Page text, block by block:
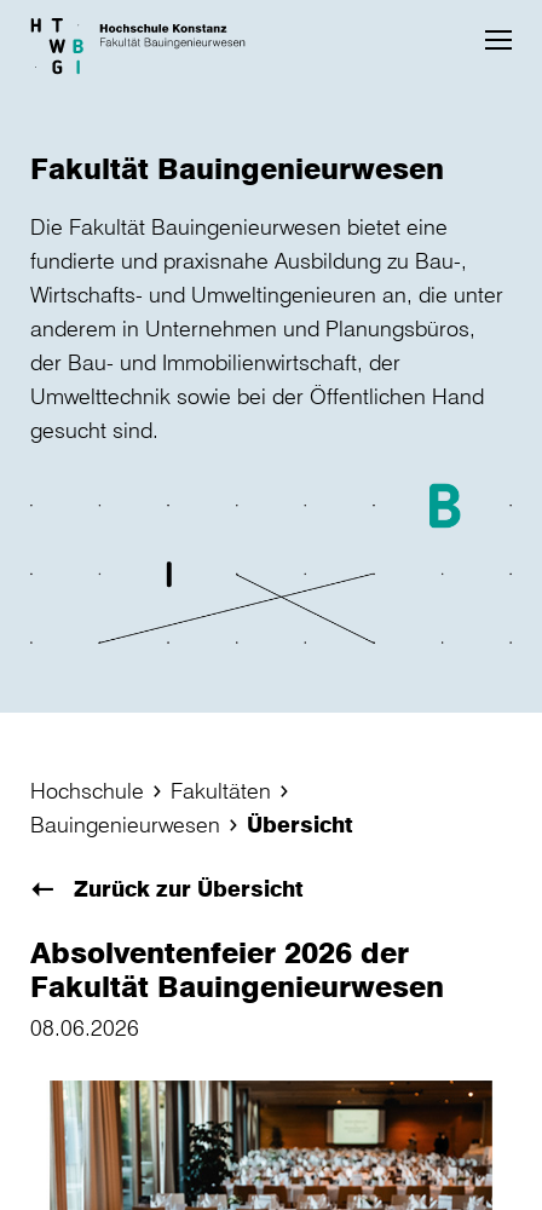
Skip to main content
Fakultät Bauingenieurwesen
Die Fakultät Bauingenieurwesen bietet eine
fundierte und praxisnahe Ausbildung zu Bau-,
Wirtschafts- und Umweltingenieuren an, die unter
anderem in Unternehmen und Planungsbüros,
der Bau- und Immobilienwirtschaft, der
Umwelttechnik sowie bei der Öffentlichen Hand
gesucht sind.
Hochschule
Fakultäten
Bauingenieurwesen
Übersicht
Zurück zur Übersicht
Absolventenfeier 2026 der
Fakultät Bauingenieurwesen
08.06.2026